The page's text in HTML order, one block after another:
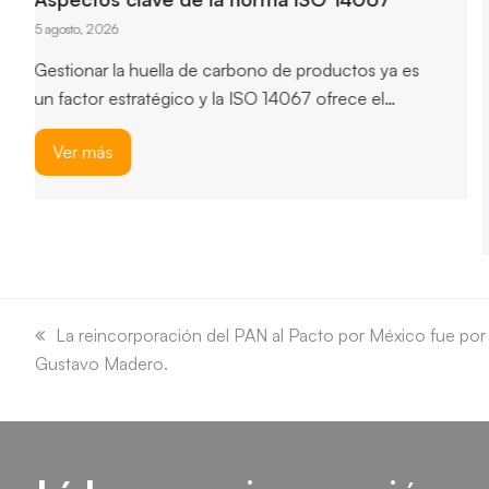
ISO 14064-1
ISO 14064-1 ofrece un marco robusto para
cuantificar y reportar emisiones de gases de efecto
invernadero, y permite…
previous
post:
La reincorporación del PAN al Pacto por México fue
Gustavo Madero.